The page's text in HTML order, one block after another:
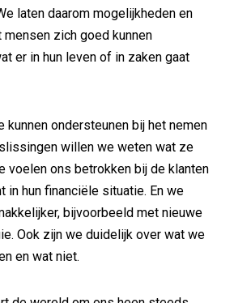
laten daarom mogelijkheden en
zich goed kunnen
er in hun leven of in zaken gaat
kunnen ondersteunen bij het nemen
willen we weten wat ze
voelen ons betrokken bij de klanten
in hun financiële situatie. En we
bijvoorbeeld met nieuwe
Ook zijn we duidelijk over wat we
en wat niet.